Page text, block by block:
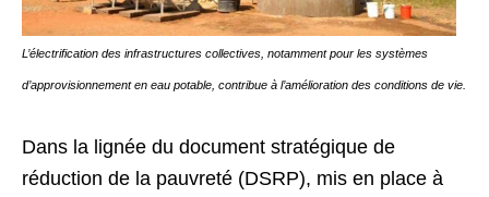
L’électrification des infrastructures collectives, notamment pour les systèmes
d’approvisionnement en eau potable, contribue à l’amélioration des conditions de vie.
Dans la lignée du document stratégique de
réduction de la pauvreté (DSRP), mis en place à